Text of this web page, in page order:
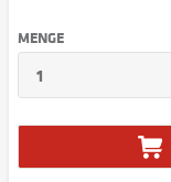
MENGE